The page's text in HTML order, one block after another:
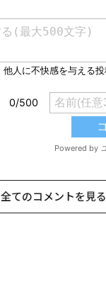
全てのコメントを見る